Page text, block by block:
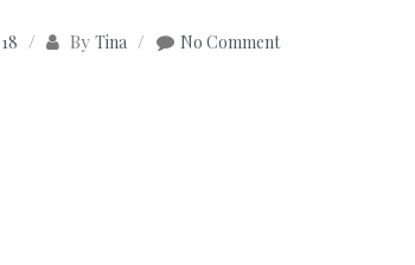
ByTina No Comment